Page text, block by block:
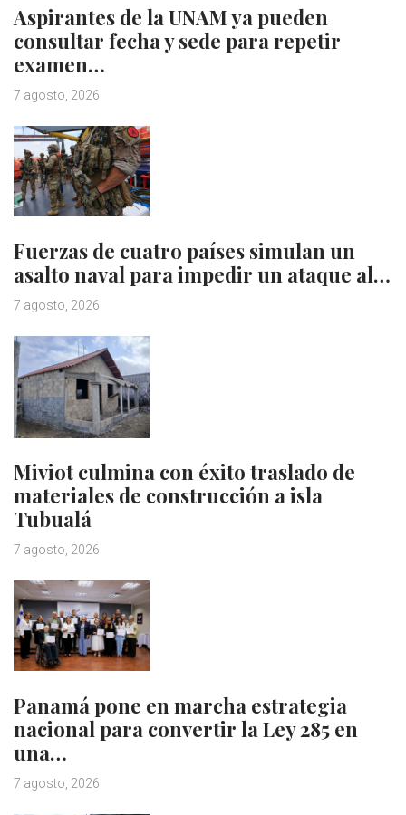
Aspirantes de la UNAM ya pueden
consultar fecha y sede para repetir
examen…
7 agosto, 2026
Fuerzas de cuatro países simulan un
asalto naval para impedir un ataque al…
7 agosto, 2026
Miviot culmina con éxito traslado de
materiales de construcción a isla
Tubualá
7 agosto, 2026
Panamá pone en marcha estrategia
nacional para convertir la Ley 285 en
una…
7 agosto, 2026